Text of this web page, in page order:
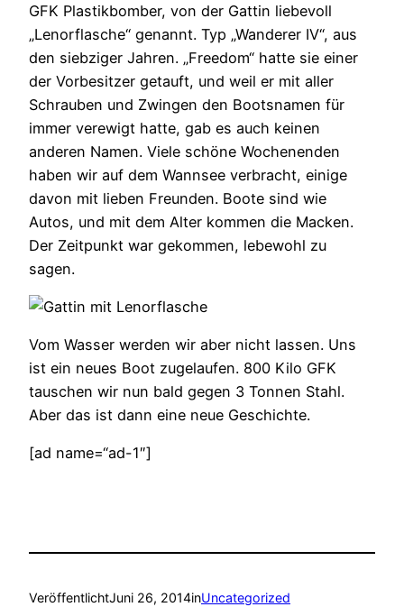
GFK Plastikbomber, von der Gattin liebevoll
„Lenorflasche“ genannt. Typ „Wanderer IV“, aus
den siebziger Jahren. „Freedom“ hatte sie einer
der Vorbesitzer getauft, und weil er mit aller
Schrauben und Zwingen den Bootsnamen für
immer verewigt hatte, gab es auch keinen
anderen Namen. Viele schöne Wochenenden
haben wir auf dem Wannsee verbracht, einige
davon mit lieben Freunden. Boote sind wie
Autos, und mit dem Alter kommen die Macken.
Der Zeitpunkt war gekommen, lebewohl zu
sagen.
Vom Wasser werden wir aber nicht lassen. Uns
ist ein neues Boot zugelaufen. 800 Kilo GFK
tauschen wir nun bald gegen 3 Tonnen Stahl.
Aber das ist dann eine neue Geschichte.
[ad name=“ad-1″]
VeröffentlichtJuni 26, 2014inUncategorized